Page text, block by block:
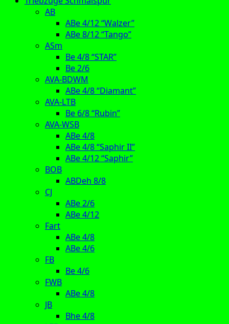
AB
ABe 4/12 “Walzer”
ABe 8/12 “Tango”
ASm
Be 4/8 “STAR”
Be 2/6
AVA-BDWM
ABe 4/8 “Diamant”
AVA-LTB
Be 6/8 “Rubin”
AVA-WSB
ABe 4/8
ABe 4/8 “Saphir II”
ABe 4/12 “Saphir”
BOB
ABDeh 8/8
CJ
ABe 2/6
ABe 4/12
Fart
ABe 4/8
ABe 4/6
FB
Be 4/6
FWB
ABe 4/8
JB
Bhe 4/8